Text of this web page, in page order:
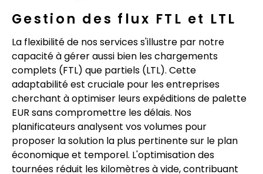
Gestion des flux FTL et LTL
La flexibilité de nos services s'illustre par notre
capacité à gérer aussi bien les chargements
complets (FTL) que partiels (LTL). Cette
adaptabilité est cruciale pour les entreprises
cherchant à optimiser leurs expéditions de palette
EUR sans compromettre les délais. Nos
planificateurs analysent vos volumes pour
proposer la solution la plus pertinente sur le plan
économique et temporel. L'optimisation des
tournées réduit les kilomètres à vide, contribuant